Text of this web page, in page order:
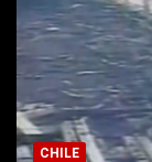
CHILE